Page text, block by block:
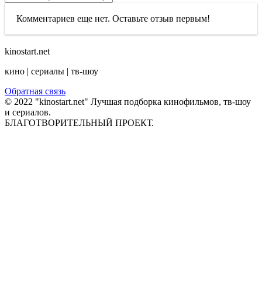
Комментариев еще нет. Оставьте отзыв первым!
kinostart.net
кино | сериалы | тв-шоу
Обратная связь
© 2022 "kinostart.net" Лучшая подборка кинофильмов, тв-шоу
и сериалов.
БЛАГОТВОРИТЕЛЬНЫЙ ПРОЕКТ.